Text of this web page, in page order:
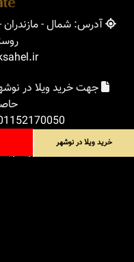
آدرس: شمال -
جهت خرید ویلا در
املاک ساحل
خرید
خرید ویلا در نوشهر